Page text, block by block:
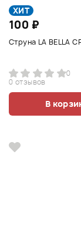
ХИТ
100 ₽
Струна LA BELLA
0
0 отзывов
В